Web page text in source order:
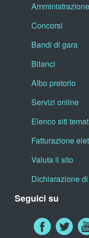
Concorsi
Bandi di gara
Bilanci
Albo pretorio
Servizi online
Elenco siti
Fatturazione
Valuta il sito
Dichiarazione
Seguici su